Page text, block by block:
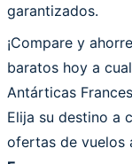
garantizados.
¡Compare y
baratos hoy a
Antárticas
Elija su destino a
ofertas de vuelos